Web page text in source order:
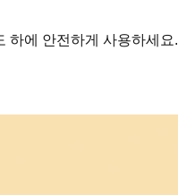
하에 안전하게 사용하세요.